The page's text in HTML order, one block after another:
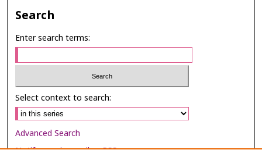
Search
Enter search terms:
Select context to search:
Advanced Search
Notify me via email orRSS